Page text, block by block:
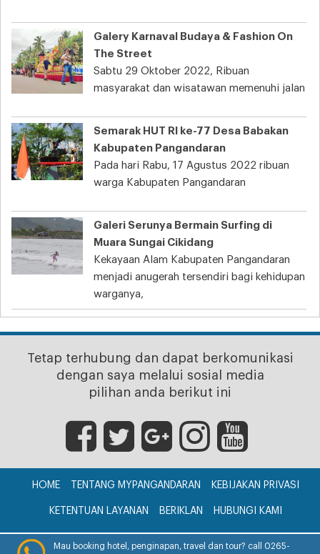
Galery Karnaval Budaya & Fashion On
The Street
Sabtu 29 Oktober 2022, Ribuan
masyarakat dan wisatawan memenuhi jalan
Semarak HUT RI ke-77 Desa Babakan
Kabupaten Pangandaran
Pada hari Rabu, 17 Agustus 2022 ribuan
warga Kabupaten Pangandaran
Galeri Serunya Bermain Surfing di
Muara Sungai Cikidang
Kekayaan Alam Kabupaten Pangandaran
menjadi anugerah tersendiri bagi kehidupan
warganya,
Tetap terhubung dan dapat berkomunikasi
dengan saya melalui sosial media
pilihan anda berikut ini
HOME TENTANG MYPANGANDARAN KEBIJAKAN PRIVASI
KETENTUAN LAYANAN BERIKLAN HUBUNGI KAMI
CV. myPangandaran © 2017
Mau booking hotel, penginapan, travel dan tour? call 0265-